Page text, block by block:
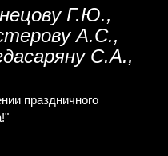
Г.Ю.,
А.С.,
С.А.,
праздничного